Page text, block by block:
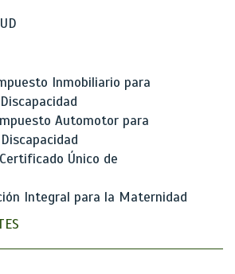
Inmobiliario para
Automotor para
Único de
Integral para la Maternidad